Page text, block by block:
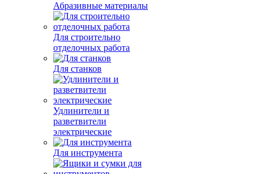
Абразивные материалы
Для строительно
отделочных работа
Для станков
Удлинители и
разветвители
электрические
Для инструмента